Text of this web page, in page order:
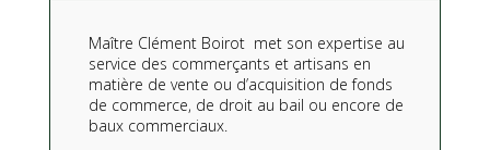
Maître Clément Boirot met son expertise au
service des commerçants et artisans en
matière de vente ou d’acquisition de fonds
de commerce, de droit au bail ou encore de
baux commerciaux.